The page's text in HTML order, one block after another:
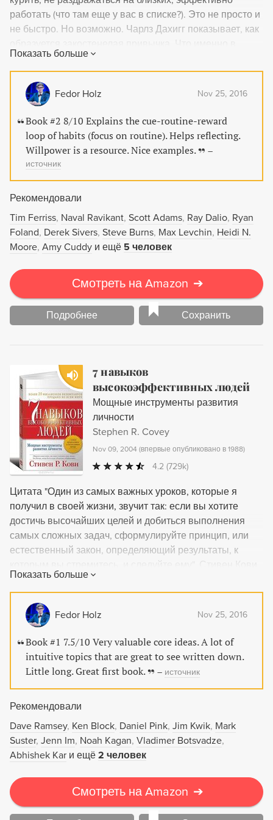
работать (что там еще у вас в списке?). Это не просто и
не быстро. Но возможно. Чарлз Дахигг показывает, как
"привычке" заставляет вас поступать так, а не иначе. И
что значит "иметь волю". Вы сможете отыскать
"винтики" привычного для вас способа действий и
подкрутить их - чтобы удержаться от привычной
реакции, почувствовать себя хозяином над собой. А вы
знали, как меняют привычку группы людей? Как,
например, целую страну приучили чистить зубы? Или
что формирование привычки в чем-то незначимом - ну,
компаниям это, кстати, тоже относится. Привычка
мешает, но привычка и спасает. Просто сегодня наука
знает о привычках то, о чем полвека назад нельзя было
даже и подумать. Невероятно практичная и умная
Показать больше
Fedor Holz Nov 25, 2016
Book #2 8/10 Explains the cue-routine-reward
loop of habits (focus on routine). Helps reflecting.
Willpower is a resource. Nice examples.
–
источник
Рекомендовали
Tim Ferriss Naval Ravikant Scott Adams Ray Dalio Ryan
Foland Derek Sivers Steve Burns Max Levchin Heidi N.
Moore Amy Cuddy и ещё 5 человек
Смотреть на Amazon ➔
Подробнее Сохранить
7 навыков
высокоэффективных людей
Мощные инструменты развития
личности
Stephen R. Covey
Nov 09, 2004 (впервые опубликовано в 1988)
4.2 (729k)
Цитата "Один из самых важных уроков, которые я
получил в своей жизни, звучит так: если вы хотите
достичь высочайших целей и добиться выполнения
самых сложных задач, сформулируйте принцип, или
естественный закон, определяющий результаты, к
О чем книга Во-первых, эта книга излагает системный
подход к определению жизненных целей, приоритетов
человека. Эти цели у всех разные, но книга помогает
понять себя и четко сформулировать жизненные цели.
Во-вторых, книга показывает, как достигать этих целей.
И в-третьих, книга показывает, как каждый человек
может стать лучше. Причем речь идет не об изменении
решений и не обещает мгновенных чудес. Любые
позитивные изменения требуют времени, работы и
упорства. Но для людей, стремящихся максимально
реализовать потенциал, заложенный в них природой,
прочтения Книга входит в рейтинг ТОП 25 самых
значимых книг по менеджменту по версии журнала
Time. Эта книга - "международный бестселлер №1" по
Показать больше
Fedor Holz Nov 25, 2016
Book #1 7.5/10 Very valuable core ideas. A lot of
intuitive topics that are great to see written down.
Little long. Great first book.
– источник
Рекомендовали
Dave Ramsey Ken Block Daniel Pink Jim Kwik Mark
Suster Jenn Im Noah Kagan Vladimer Botsvadze
Abhishek Kar и ещё 2 человек
Смотреть на Amazon ➔